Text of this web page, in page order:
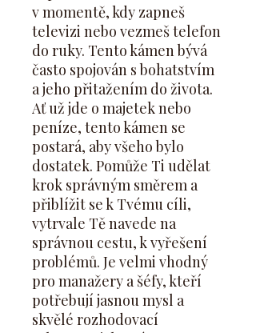
v momentě, kdy zapneš
televizi nebo vezmeš telefon
do ruky. Tento kámen bývá
často spojován s bohatstvím
a jeho přitažením do života.
Ať už jde o majetek nebo
peníze, tento kámen se
postará, aby všeho bylo
dostatek. Pomůže Ti udělat
krok správným směrem a
přiblížit se k Tvému cíli,
vytrvale Tě navede na
správnou cestu, k vyřešení
problémů. Je velmi vhodný
pro manažery a šéfy, kteří
potřebují jasnou mysl a
skvělé rozhodovací